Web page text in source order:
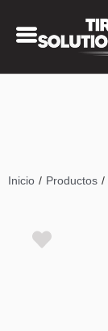
Inicio / Productos /